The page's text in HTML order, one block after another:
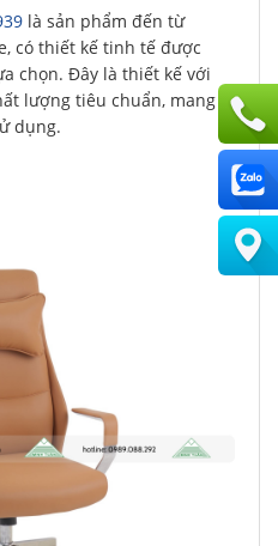
là sản phẩm đến từ
có thiết kế tinh tế được
chọn. Đây là thiết kế với
lượng tiêu chuẩn, mang
dụng.